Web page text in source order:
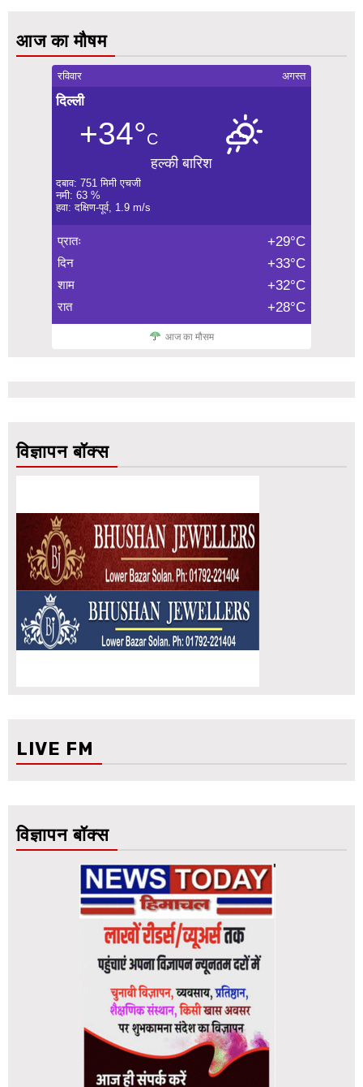
आज का मौषम
रविवार अगस्त
दिल्ली
+34°C
हल्की बारिश
दबाव: 751 मिमी एचजी
नमी: 63 %
हवा: दक्षिण-पूर्व, 1.9 m/s
प्रातः +29°C
दिन +33°C
शाम +32°C
रात +28°C
आज का मौसम
विज्ञापन बॉक्स
LIVE FM
विज्ञापन बॉक्स